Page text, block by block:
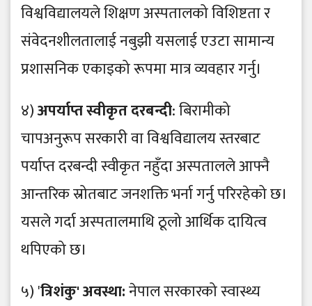
विश्वविद्यालयले शिक्षण अस्पतालको विशिष्टता र
संवेदनशीलतालाई नबुझी यसलाई एउटा सामान्य
प्रशासनिक एकाइको रूपमा मात्र व्यवहार गर्नु।
४)अपर्याप्त स्वीकृत दरबन्दी: बिरामीको
चापअनुरूप सरकारी वा विश्वविद्यालय स्तरबाट
पर्याप्त दरबन्दी स्वीकृत नहुँदा अस्पतालले आफ्नै
आन्तरिक स्रोतबाट जनशक्ति भर्ना गर्नु परिरहेको छ।
यसले गर्दा अस्पतालमाथि ठूलो आर्थिक दायित्व
थपिएको छ।
५) 'त्रिशंकु' अवस्था:नेपाल सरकारको स्वास्थ्य